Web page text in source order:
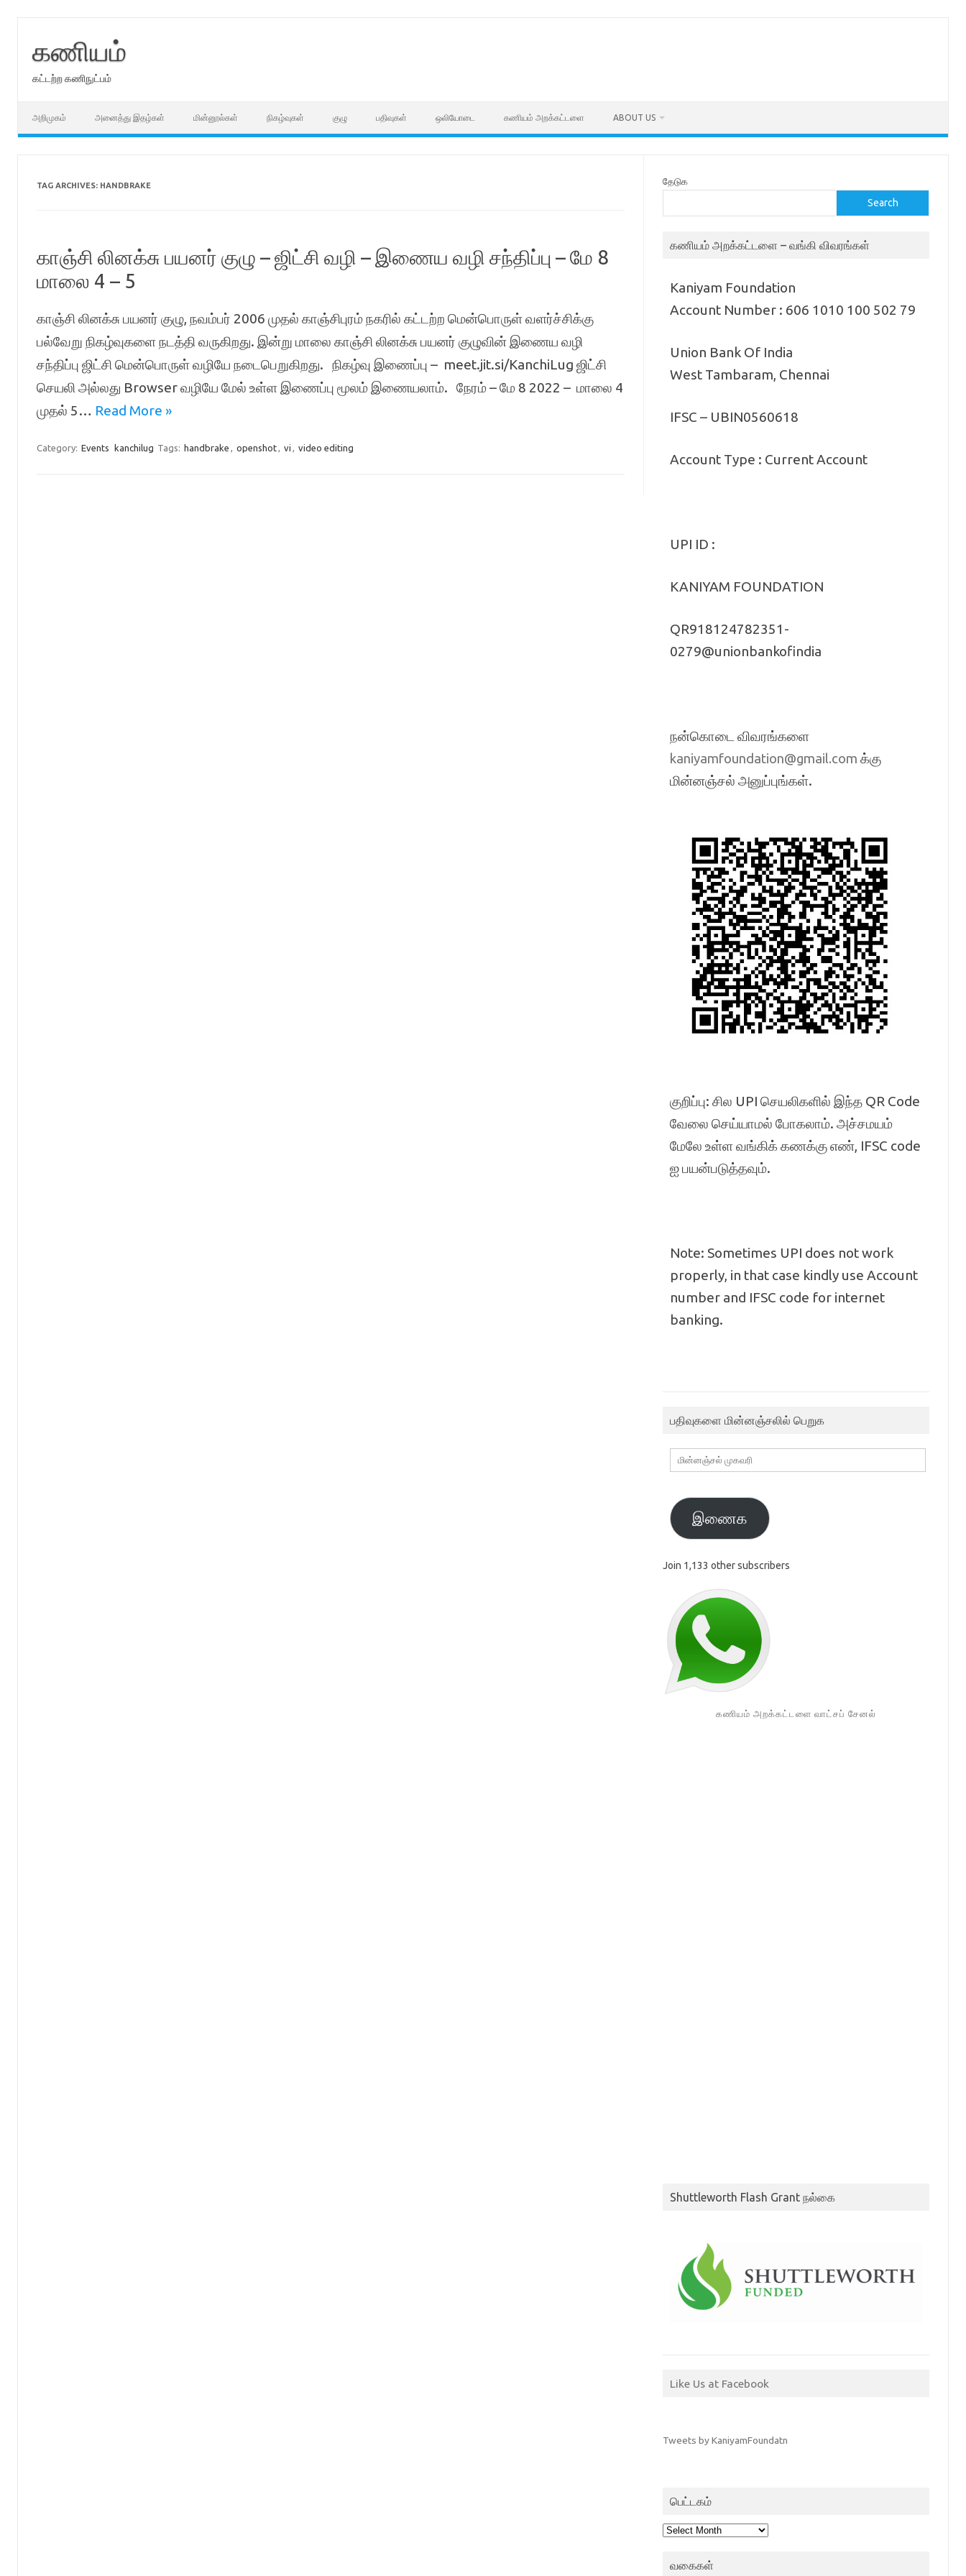
கணியம்
கட்டற்ற கணிநுட்பம்
அறிமுகம் அனைத்து இதழ்கள் மின்னூல்கள் நிகழ்வுகள் குழு பதிவுகள் ஒலியோடை கணியம் அறக்கட்டளை ABOUT US
TAG ARCHIVES: HANDBRAKE
காஞ்சி லினக்சு பயனர் குழு – ஜிட்சி வழி – இணைய வழி சந்திப்பு – மே 8
மாலை 4 – 5
காஞ்சி லினக்சு பயனர் குழு, நவம்பர் 2006 முதல் காஞ்சிபுரம் நகரில் கட்டற்ற மென்பொருள் வளர்ச்சிக்கு
பல்வேறு நிகழ்வுகளை நடத்தி வருகிறது. இன்று மாலை காஞ்சி லினக்சு பயனர் குழுவின் இணைய வழி
சந்திப்பு ஜிட்சி மென்பொருள் வழியே நடைபெறுகிறது. நிகழ்வு இணைப்பு – meet.jit.si/KanchiLug ஜிட்சி
செயலி அல்லது Browser வழியே மேல் உள்ள இணைப்பு மூலம் இணையலாம். நேரம் – மே 8 2022 – மாலை 4
முதல் 5… Read More »
Category: Events kanchilug Tags: handbrake , openshot, vi , video editing
தேடுக
Search
கணியம் அறக்கட்டளை – வங்கி விவரங்கள்
Kaniyam Foundation
Account Number : 606 1010 100 502 79
Union Bank Of India
West Tambaram, Chennai
IFSC – UBIN0560618
Account Type : Current Account
UPI ID :
KANIYAM FOUNDATION
QR918124782351-
0279@unionbankofindia
நன்கொடை விவரங்களை
kaniyamfoundation@gmail.com க்கு
மின்னஞ்சல் அனுப்புங்கள்.
குறிப்பு: சில UPI செயலிகளில் இந்த QR Code
வேலை செய்யாமல் போகலாம். அச்சமயம்
மேலே உள்ள வங்கிக் கணக்கு எண், IFSC code
ஐ பயன்படுத்தவும்.
Note: Sometimes UPI does not work
properly, in that case kindly use Account
number and IFSC code for internet
banking.
பதிவுகளை மின்னஞ்சலில் பெறுக
மின்னஞ்சல்
முகவரி
இணைக
Join 1,133 other subscribers
கணியம் அறக்கட்டளை வாட்சப் சேனல்
Shuttleworth Flash Grant நல்கை
Like Us at Facebook
Tweets by KaniyamFoundatn
பெட்டகம்
பெட்டகம்
வகைகள்